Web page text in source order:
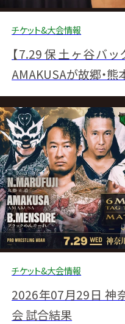
チケット&大会情報
【7.29保土ヶ谷バッ
AMAKUSAが故郷・熊
せ! 熊本!」▼ナショナ
に軍配 丸藤に「変
て…」▼Hi69が“仕切
タッグ挑戦表明 アレ
ヘビー初挑戦控える
遇満喫 BUSHIは「
チケット&大会情報
2026年07月29日 神
会 試合結果